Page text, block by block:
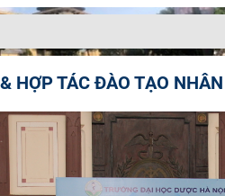
HỢP TÁC ĐÀO TẠO